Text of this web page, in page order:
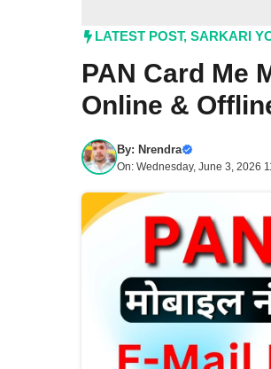
LATEST POST, SARKARI
PAN Card Me
Online &
By: Nrendra
On: Wednesday, June 3, 2026